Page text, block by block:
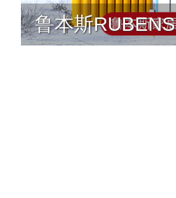
鲁本斯RUBENS